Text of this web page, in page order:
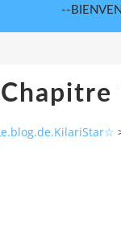
--
Chapitre